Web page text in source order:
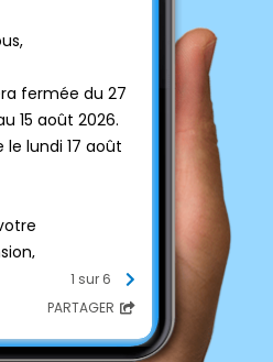
fermée du 27
15 août 2026.
le lundi 17 août
à tous.
1 sur 6
PARTAGER